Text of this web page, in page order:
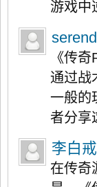
游戏中
《传
通过战
一般的
者分享
李白
在传奇